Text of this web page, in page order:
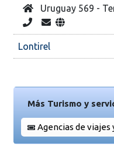
Uruguay 569 -
Lontirel
Más Turismo y
Agencias de viajes